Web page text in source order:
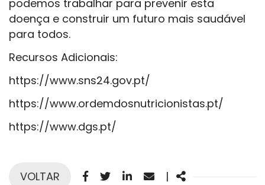
podemos trabalhar para prevenir esta
doença e construir um futuro mais saudável
para todos.
Recursos Adicionais:
https://www.sns24.gov.pt/
https://www.ordemdosnutricionistas.pt/
https://www.dgs.pt/
VOLTAR Facebook
TwitterLinkedinEmail
| Share